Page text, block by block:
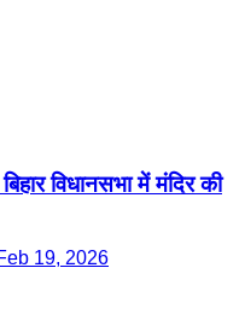
विधानसभा में मंदिर की
19, 2026